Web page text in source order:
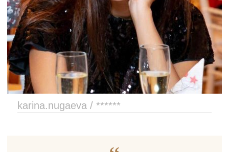
karina.nugaeva / ******